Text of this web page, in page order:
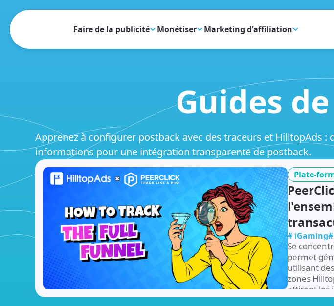
Faire de la publicité Monétiser Marketing d'affiliation
Guides
Apprenez à configurer postback avec des traceurs et HilltopAds :
informations pour une intégration transparente de postback.
Plate-
# iGaming
Se
permet
utilisant
zones
attirent les
suivre